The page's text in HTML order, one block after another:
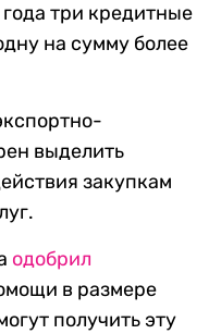
три кредитные
на сумму более
выделить
закупкам
одобрил
в размере
получить эту